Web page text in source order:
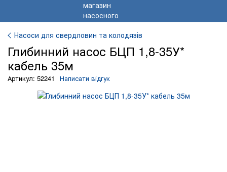
Насоси для свердловин та колодязів
Глибинний насос БЦП 1,8-35У*
кабель 35м
Артикул: 52241 Написати відгук